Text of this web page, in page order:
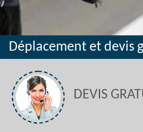
Déplacement et devis
DEVIS